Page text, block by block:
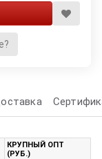
КРУПНЫЙ ОПТ
(РУБ.)